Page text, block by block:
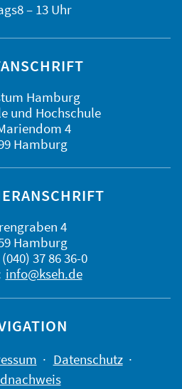
8 – 13 Uhr
Hamburg
und Hochschule
4
Hamburg
4
Hamburg
37 86 36-0
info@kseh.de
Datenschutz